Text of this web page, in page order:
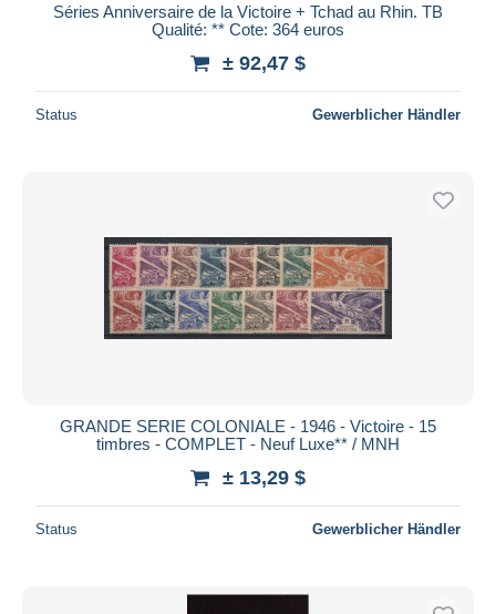
Séries Anniversaire de la Victoire + Tchad au Rhin. TB
Qualité: ** Cote: 364 euros
± 92,47 $
Status Gewerblicher Händler
GRANDE SERIE COLONIALE - 1946 - Victoire - 15
timbres - COMPLET - Neuf Luxe** / MNH
± 13,29 $
Status Gewerblicher Händler